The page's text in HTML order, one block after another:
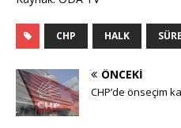
CHP HALK
ÖNCEKI
CHP’de önseçim